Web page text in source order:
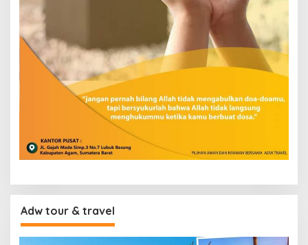
Adw tour & travel